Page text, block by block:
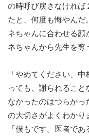
の時呼び戻さなければ
たと、何度も悔やんだ
ネちゃんに合わせる顔
ネちゃんから先生を奪
「やめてください、
っても、謝られること
なかったのはつらかっ
の大切さがよくわかり
「僕もです。医者で